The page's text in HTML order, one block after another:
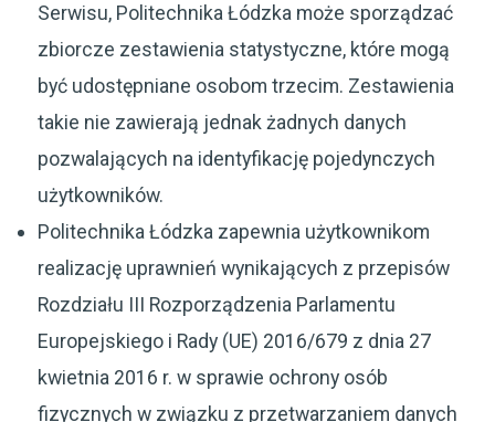
Serwisu, Politechnika Łódzka może sporządzać
zbiorcze zestawienia statystyczne, które mogą
być udostępniane osobom trzecim. Zestawienia
takie nie zawierają jednak żadnych danych
pozwalających na identyfikację pojedynczych
użytkowników.
Politechnika Łódzka zapewnia użytkownikom
realizację uprawnień wynikających z przepisów
Rozdziału III Rozporządzenia Parlamentu
Europejskiego i Rady (UE) 2016/679 z dnia 27
kwietnia 2016 r. w sprawie ochrony osób
fizycznych w związku z przetwarzaniem danych